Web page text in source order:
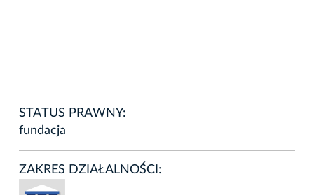
STATUS PRAWNY:
fundacja
ZAKRES DZIAŁALNOŚCI: